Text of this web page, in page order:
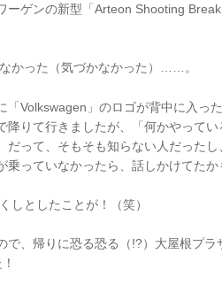
ゲンの新型「Arteon Shooting
かった（気づかなかった）……。
Volkswagen」のロゴが背中に入っ
りて行きましたが、「何かやって
って、そもそも知らない人だった
乗っていなかったら、話しかけてたか
しとしたことが！（笑）
、帰りに恐る恐る（!?）大屋根プラ